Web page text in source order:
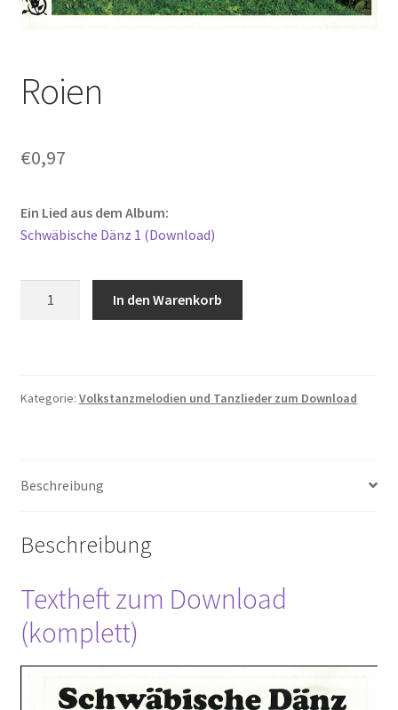
Roien
€0,97
Ein Lied aus dem Album:
Schwäbische Dänz 1 (Download)
In den Warenkorb
Kategorie: Volkstanzmelodien und Tanzlieder zum Download
Beschreibung
Beschreibung
Textheft zum Download
(komplett)